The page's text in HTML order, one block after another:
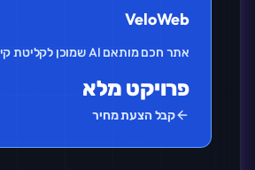
VeloWeb
אתר חכם מותאם AI שמוכן לקליטת קישורים
פרויקט מלא
קבל הצעת מחיר